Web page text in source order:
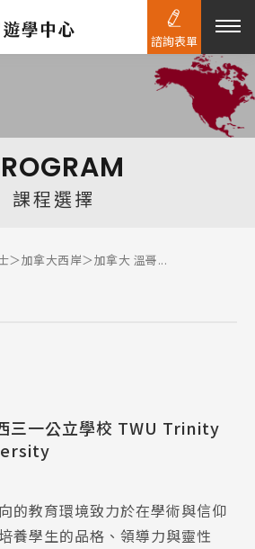
課程選擇
加拿大西岸 加拿大 溫哥...
三一公立學校 TWU Trinity
的教育環境致力於在學術與信仰
養學生的品格、領導力與靈性
諮詢表單